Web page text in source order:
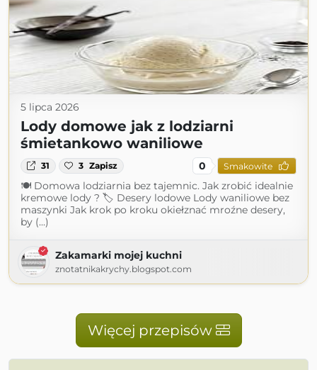
5 lipca 2026
Lody domowe jak z lodziarni
śmietankowo waniliowe
31 3 Zapisz 0 Smakowite
🍽 Domowa lodziarnia bez tajemnic. Jak zrobić idealnie
kremowe lody ? 🏷 Desery lodowe Lody waniliowe bez
maszynki Jak krok po kroku okiełznać mroźne desery,
by (...)
Zakamarki mojej kuchni
znotatnikakrychy.blogspot.com
Więcej przepisów